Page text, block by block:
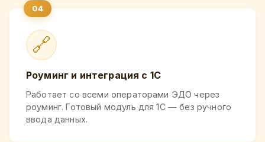
🔗
Роуминг и интеграция с 1С
Работает со всеми операторами ЭДО через
роуминг. Готовый модуль для 1С — без ручного
ввода данных.